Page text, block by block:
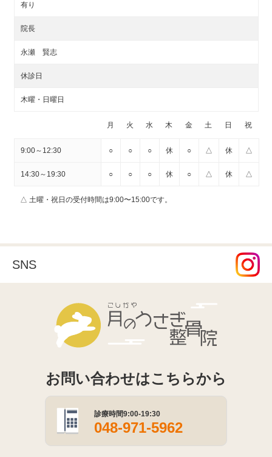
有り
院長
永瀬 賢志
休診日
木曜・日曜日
月 火 水 木 金 土 日 祝
9:00～12:30 ○ ○ ○ 休 ○ △ 休 △
14:30～19:30 ○ ○ ○ 休 ○ △ 休 △
△ 土曜・祝日の受付時間は9:00〜15:00です。
SNS
お問い合わせはこちらから
診療時間9:00-19:30
048-971-5962